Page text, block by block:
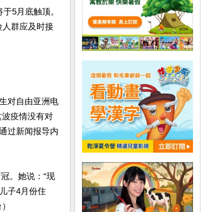
5月底触顶。
人群应及时接
对自由亚洲电
疫情没有对
过新闻报导内
。她说：“现
子4月份住